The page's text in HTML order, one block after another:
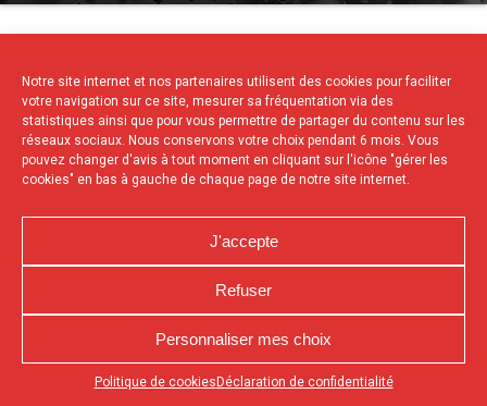
Notre site internet et nos partenaires utilisent des cookies pour faciliter
votre navigation sur ce site, mesurer sa fréquentation via des
statistiques ainsi que pour vous permettre de partager du contenu sur les
réseaux sociaux. Nous conservons votre choix pendant 6 mois. Vous
pouvez changer d'avis à tout moment en cliquant sur l'icône "gérer les
cookies" en bas à gauche de chaque page de notre site internet.
J'accepte
Refuser
Personnaliser mes choix
Politique de cookies Déclaration de confidentialité
Appuyez sur le bouton partager en bas de votre